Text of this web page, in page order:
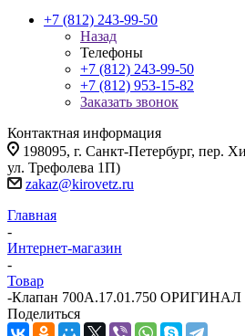
+7 (812) 243-99-50
Назад
Телефоны
+7 (812) 243-99-50
+7 (812) 953-15-82
Заказать звонок
Контактная информация
198095, г. Санкт-Петербург, пер.
ул. Трефолева 1П)
zakaz@kirovetz.ru
Главная
-
Интернет-магазин
-
Товар
-Клапан 700А.17.01.750 ОРИГИНАЛ
Поделиться